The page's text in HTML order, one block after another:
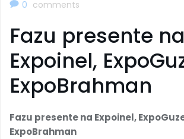
0 comments
Fazu presente na
Expoinel,
ExpoBrahman
Fazu presente na Expoinel,
ExpoBrahman